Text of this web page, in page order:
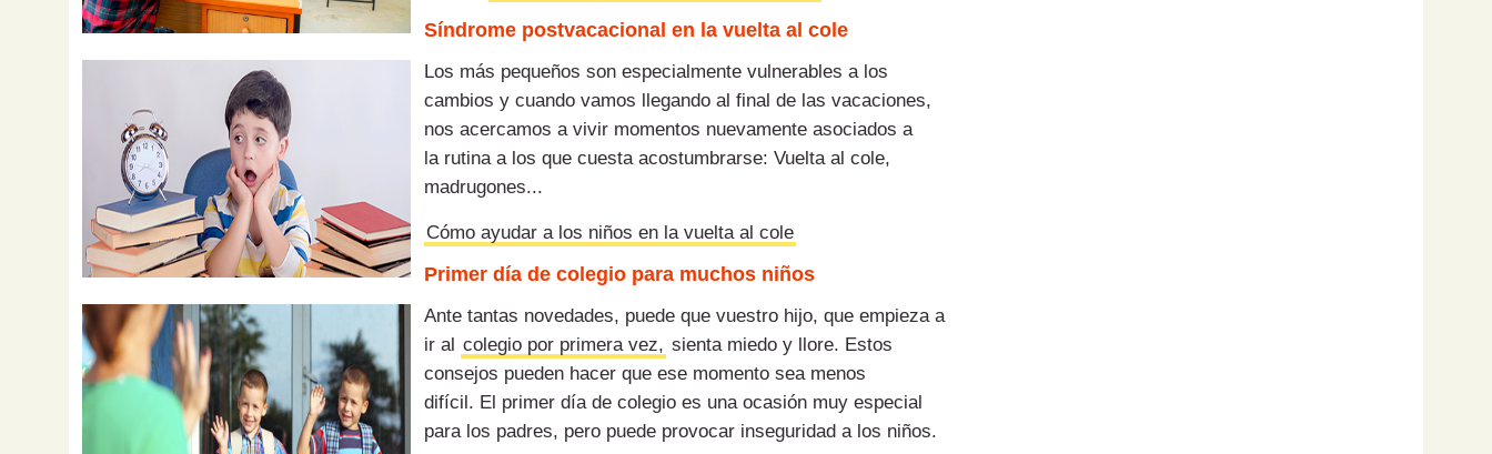
Síndrome postvacacional en la vuelta al cole
Los más pequeños son especialmente vulnerables a los
cambios y cuando vamos llegando al final de las vacaciones,
nos acercamos a vivir momentos nuevamente asociados a
la rutinaa los que cuesta acostumbrarse: Vuelta al cole,
madrugones...
Cómo ayudar a los niños en la vuelta al cole
Primer día de colegio para muchos niños
Ante tantas novedades, puede que vuestro hijo, que empieza a
ir al colegio por primera vez, sienta miedo y llore. Estos
consejos pueden hacer que ese momento sea menos
difícil. El primer día de colegio es una ocasión muy especial
para los padres, pero puede provocar inseguridad a los niños.